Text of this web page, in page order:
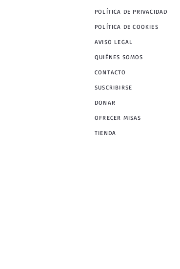
POLÍTICA DE PRIVACIDAD
POLÍTICA DE COOKIES
AVISO LEGAL
QUIÉNES SOMOS
CONTACTO
SUSCRIBIRSE
DONAR
OFRECER MISAS
TIENDA